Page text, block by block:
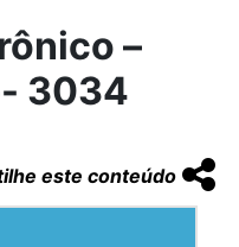
–
3034
este conteúdo